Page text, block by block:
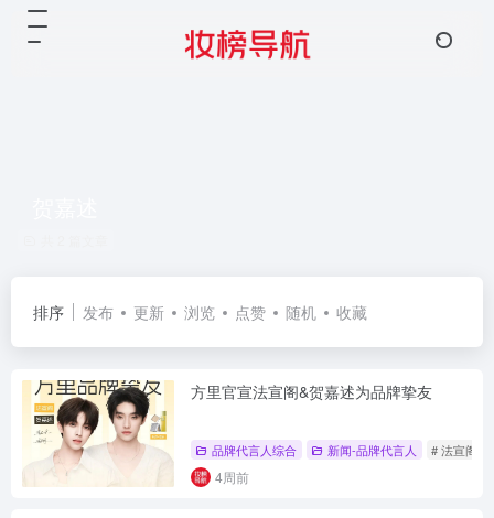
排序 发布 更新 浏览 点赞 随机 收藏
方里官宣法宣阁&贺嘉述为品牌挚友
品牌代言人综合 新闻-品牌代言人 # 法宣阁
4周前